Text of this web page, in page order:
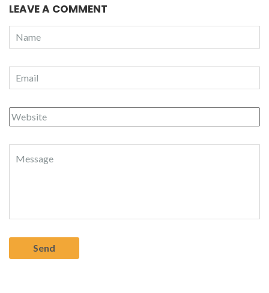
LEAVE A COMMENT